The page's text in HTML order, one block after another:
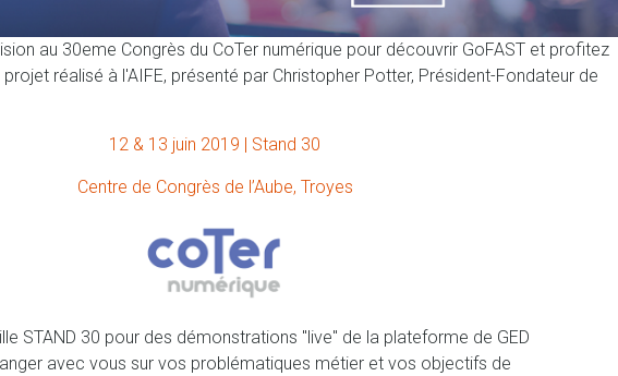
au 30eme Congrès du CoTer numérique pour découvrir GoFAST et profitez
réalisé à l'AIFE, présenté par Christopher Potter, Président-Fondateur de
12 & 13 juin 2019 | Stand 30
Centre de Congrès de l’Aube, Troyes
STAND 30 pour des démonstrations "live" de la plateforme de GED
avec vous sur vos problématiques métier et vos objectifs de